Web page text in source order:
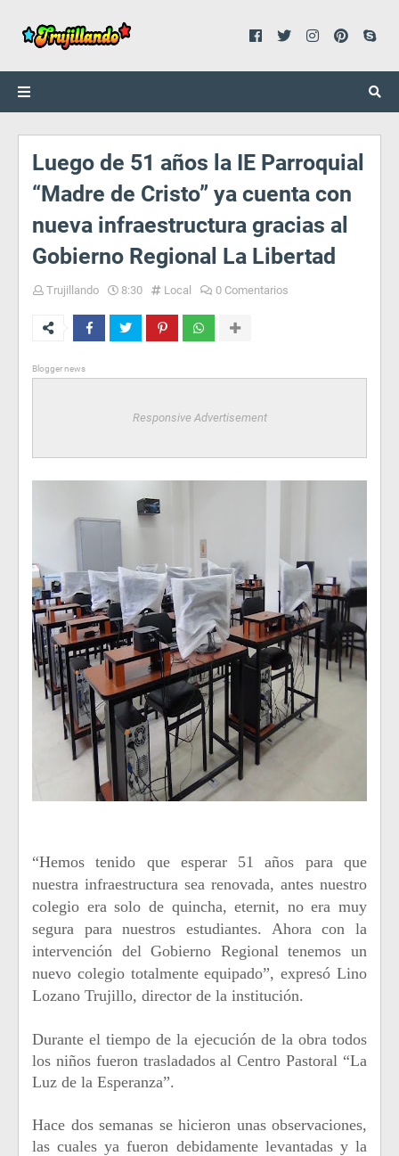
Luego de 51 años la IE Parroquial
“Madre de Cristo” ya cuenta con
nueva infraestructura gracias al
Gobierno Regional La Libertad
Trujillando 8:30 Local 0 Comentarios
Blogger news
Responsive Advertisement
“Hemos tenido que esperar 51 años para que
nuestra infraestructura sea renovada, antes nuestro
colegio era solo de quincha, eternit, no era muy
segura para nuestros estudiantes. Ahora con la
intervención del Gobierno Regional tenemos un
nuevo colegio totalmente equipado”, expresó Lino
Lozano Trujillo, director de la institución.
Durante el tiempo de la ejecución de la obra todos
los niños fueron trasladados al Centro Pastoral “La
Luz de la Esperanza”.
Hace dos semanas se hicieron unas observaciones,
las cuales ya fueron debidamente levantadas y la